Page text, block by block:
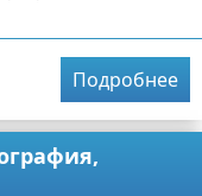
Подробнее